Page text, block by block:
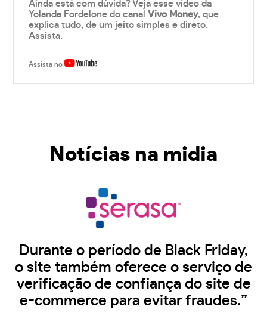
Ainda está com dúvida? Veja esse vídeo da
Yolanda Fordelone do canalVivo Money, que
explica tudo, de um jeito simples e direto.
Assista.
Assista no
Notícias na midia
Durante o período de Black Friday,
o site também oferece o serviço de
verificação de confiança do site de
e-commerce para evitar fraudes.”